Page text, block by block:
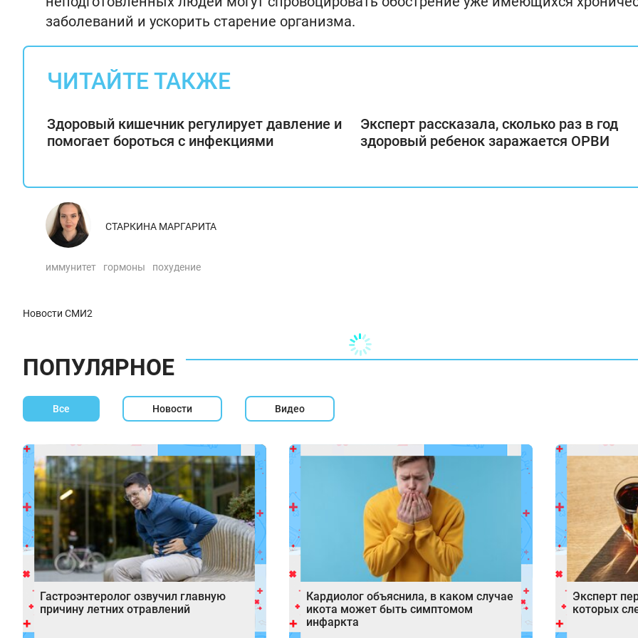
заболеваний и ускорить старение организма.
ЧИТАЙТЕ ТАКЖЕ
Здоровый кишечник регулирует давление и
помогает бороться с инфекциями
Эксперт рассказала, сколько раз в год
здоровый ребенок заражается ОРВИ
СТАРКИНА МАРГАРИТА
иммунитет гормоны похудение
Новости СМИ2
ПОПУЛЯРНОЕ
Все Новости Видео
Гастроэнтеролог озвучил главную
причину летних отравлений
Кардиолог объяснила, в каком случае
икота может быть симптомом
инфаркта
Эксперт
которых